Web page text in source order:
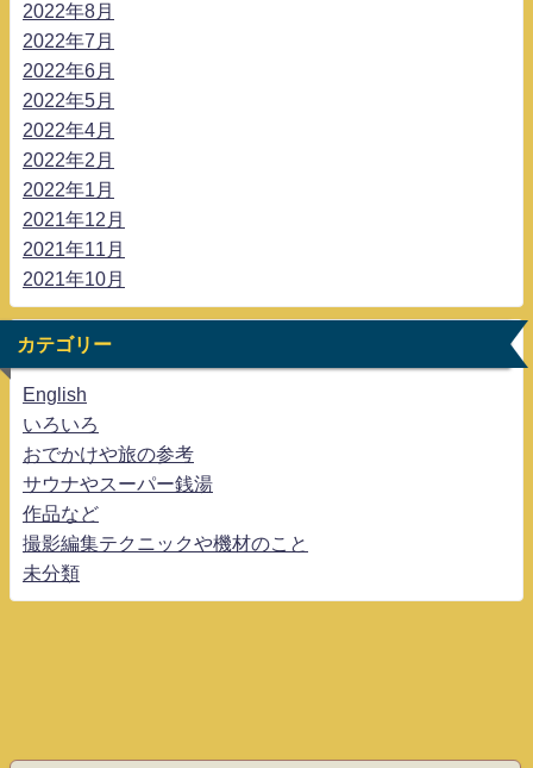
2022年8月
2022年7月
2022年6月
2022年5月
2022年4月
2022年2月
2022年1月
2021年12月
2021年11月
2021年10月
カテゴリー
English
いろいろ
おでかけや旅の参考
サウナやスーパー銭湯
作品など
撮影編集テクニックや機材のこと
未分類